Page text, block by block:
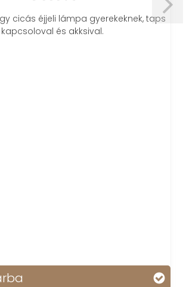
lámpa gyerekeknek, taps
és akksival.
Nagy